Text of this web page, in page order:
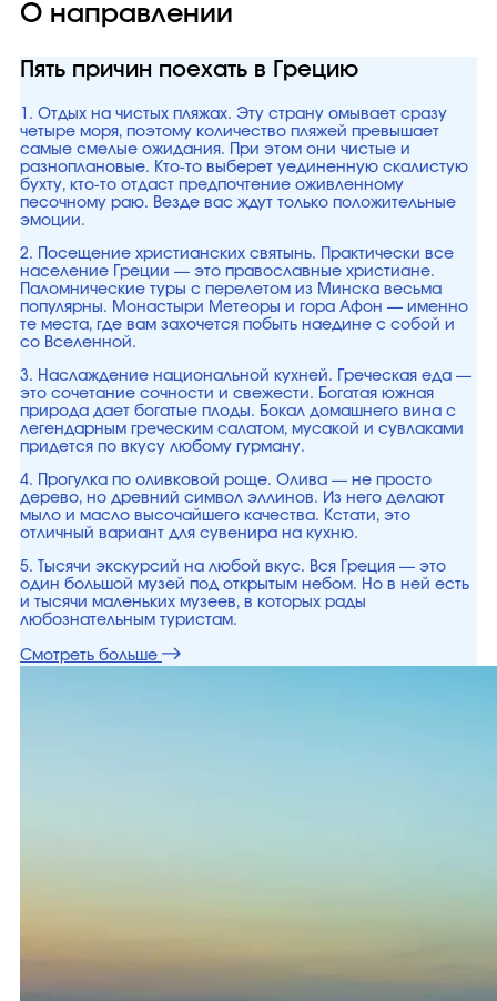
О направлении
Пять причин поехать в Грецию
1. Отдых на чистых пляжах. Эту страну омывает сразу
четыре моря, поэтому количество пляжей превышает
самые смелые ожидания. При этом они чистые и
разноплановые. Кто-то выберет уединенную скалистую
бухту, кто-то отдаст предпочтение оживленному
песочному раю. Везде вас ждут только положительные
эмоции.
2. Посещение христианских святынь. Практически все
население Греции — это православные христиане.
Паломнические туры с перелетом из Минска весьма
популярны. Монастыри Метеоры и гора Афон — именно
те места, где вам захочется побыть наедине с собой и
со Вселенной.
3. Наслаждение национальной кухней. Греческая еда —
это сочетание сочности и свежести. Богатая южная
природа дает богатые плоды. Бокал домашнего вина с
легендарным греческим салатом, мусакой и сувлаками
придется по вкусу любому гурману.
4. Прогулка по оливковой роще. Олива — не просто
дерево, но древний символ эллинов. Из него делают
мыло и масло высочайшего качества. Кстати, это
отличный вариант для сувенира на кухню.
5. Тысячи экскурсий на любой вкус. Вся Греция — это
один большой музей под открытым небом. Но в ней есть
и тысячи маленьких музеев, в которых рады
любознательным туристам.
Смотреть больше